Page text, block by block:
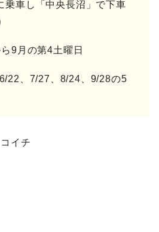
乗車し「中央長沼」で下車
9月の第4土曜日
22、7/27、8/24、9/28の5
イチ